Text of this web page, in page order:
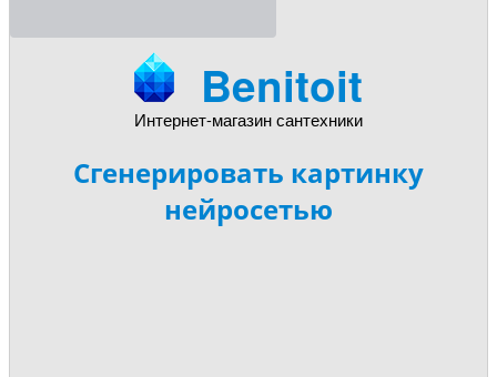
Benitoit
Интернет-магазин сантехники
Сгенерировать картинку
нейросетью